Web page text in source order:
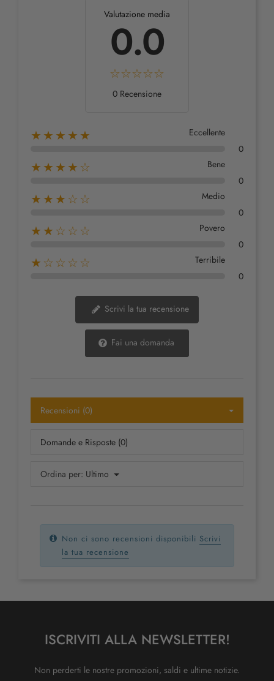
Valutazione media
0.0
0 Recensione
★★★★★
Eccellente
0
★★★★☆
Bene
0
★★★☆☆
Medio
0
★★☆☆☆
Povero
0
★☆☆☆☆
Terribile
0
Scrivi la tua recensione
Fai una domanda
Recensioni (0)
Domande e Risposte (0)
Ordina per: Ultimo
Non ci sono recensioni disponibili Scrivi
la tua recensione
ISCRIVITI ALLA NEWSLETTER!
Non perderti le nostre promozioni, saldi e ultime notizie.